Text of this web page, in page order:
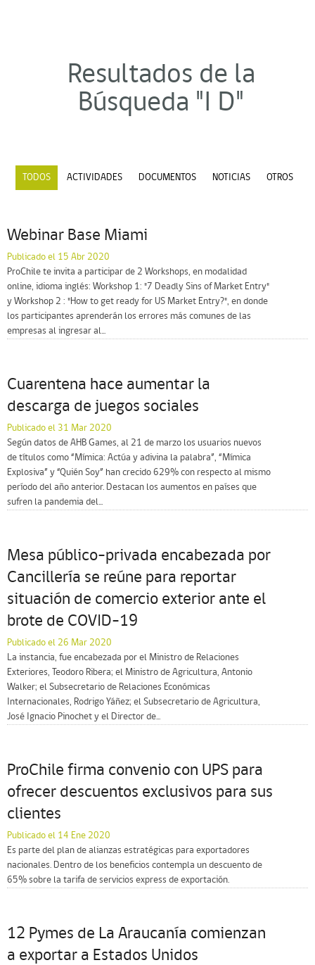
Resultados de la
Búsqueda "I D"
TODOS ACTIVIDADES DOCUMENTOS NOTICIAS OTROS
Webinar Base Miami
Publicado el 15 Abr 2020
ProChile te invita a participar de 2 Workshops, en modalidad
online, idioma inglés: Workshop 1: "7 Deadly Sins of Market Entry"
y Workshop 2 : "How to get ready for US Market Entry?", en donde
los participantes aprenderán los errores más comunes de las
empresas al ingresar al...
Cuarentena hace aumentar la
descarga de juegos sociales
Publicado el 31 Mar 2020
Según datos de AHB Games, al 21 de marzo los usuarios nuevos
de títulos como “Mímica: Actúa y adivina la palabra”, “Mímica
Explosiva” y “Quién Soy” han crecido 629% con respecto al mismo
período del año anterior. Destacan los aumentos en países que
sufren la pandemia del...
Mesa público-privada encabezada por
Cancillería se reúne para reportar
situación de comercio exterior ante el
brote de COVID-19
Publicado el 26 Mar 2020
La instancia, fue encabezada por el Ministro de Relaciones
Exteriores, Teodoro Ribera; el Ministro de Agricultura, Antonio
Walker; el Subsecretario de Relaciones Económicas
Internacionales, Rodrigo Yáñez; el Subsecretario de Agricultura,
José Ignacio Pinochet y el Director de...
ProChile firma convenio con UPS para
ofrecer descuentos exclusivos para sus
clientes
Publicado el 14 Ene 2020
Es parte del plan de alianzas estratégicas para exportadores
nacionales. Dentro de los beneficios contempla un descuento de
65% sobre la tarifa de servicios express de exportación.
12 Pymes de La Araucanía comienzan
a exportar a Estados Unidos